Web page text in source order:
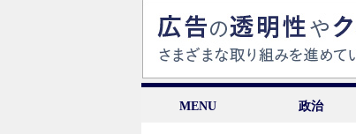
MENU 政治